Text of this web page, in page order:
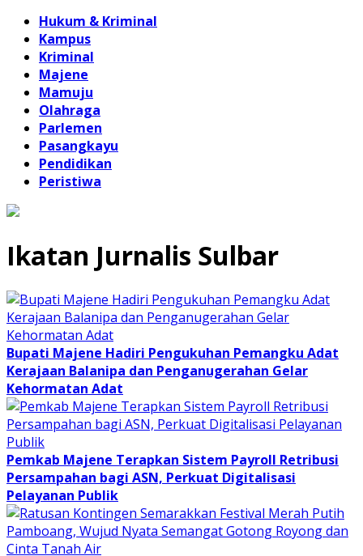
Hukum & Kriminal
Kampus
Kriminal
Majene
Mamuju
Olahraga
Parlemen
Pasangkayu
Pendidikan
Peristiwa
Ikatan Jurnalis Sulbar
Bupati Majene Hadiri Pengukuhan Pemangku Adat
Kerajaan Balanipa dan Penganugerahan Gelar
Kehormatan Adat
Pemkab Majene Terapkan Sistem Payroll Retribusi
Persampahan bagi ASN, Perkuat Digitalisasi
Pelayanan Publik